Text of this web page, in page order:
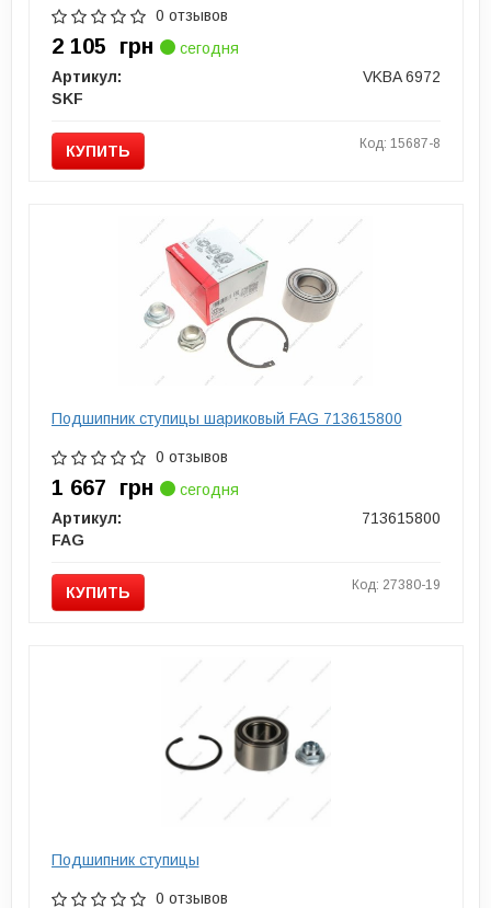
0 отзывов
2 105 грн
сегодня
Артикул:
VKBA 6972
SKF
КУПИТЬ Код: 15687-8
Подшипник ступицы шариковый FAG 713615800
0 отзывов
1 667 грн
сегодня
Артикул:
713615800
FAG
КУПИТЬ Код: 27380-19
Подшипник ступицы
0 отзывов